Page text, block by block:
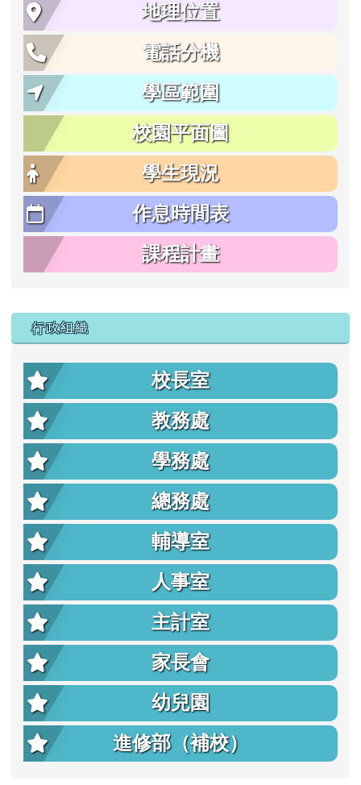
地理位置
電話分機
學區範圍
校園平面圖
學生現況
作息時間表
課程計畫
行政組織
校長室
教務處
學務處
總務處
輔導室
人事室
主計室
家長會
幼兒園
進修部（補校）